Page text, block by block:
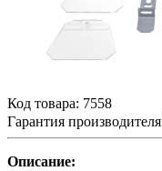
Код товара: 7558
Гарантия производителя
Описание: